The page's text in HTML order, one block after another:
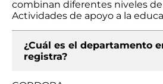
combinan diferentes niveles
Actividades de apoyo a la
¿Cuál es el departamento
registra?